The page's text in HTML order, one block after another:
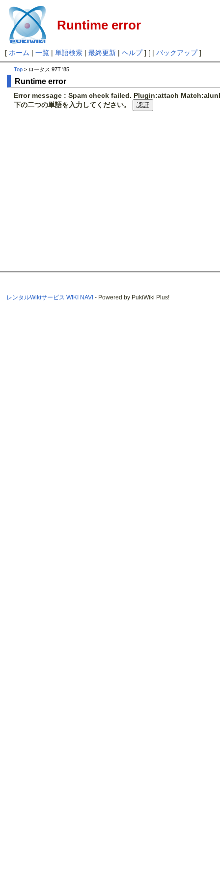
Runtime error
[ ホーム | 一覧| 単語検索| 最終更新| ヘルプ] [ | バックアップ]
Top > ロータス 97T '85
Runtime error
Error message : Spam check failed. Plugin:attach
下の二つの単語を入力してください。
レンタルWikiサービス WIKI NAVI - Powered by PukiWiki Plus!